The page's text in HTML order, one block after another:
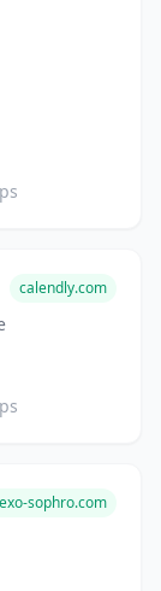
calendly.com
sophro.com